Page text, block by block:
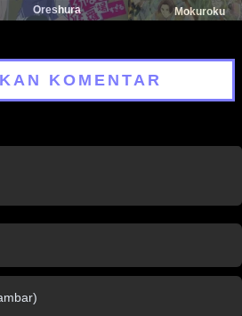
Oreshura
Mokuroku
KOMENTAR